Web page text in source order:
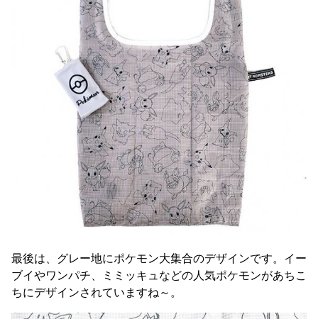
最後は、グレー地にポケモン大集合のデザインです。イー
ブイやワンパチ、ミミッキュなどの人気ポケモンがあちこ
ちにデザインされていますね～。